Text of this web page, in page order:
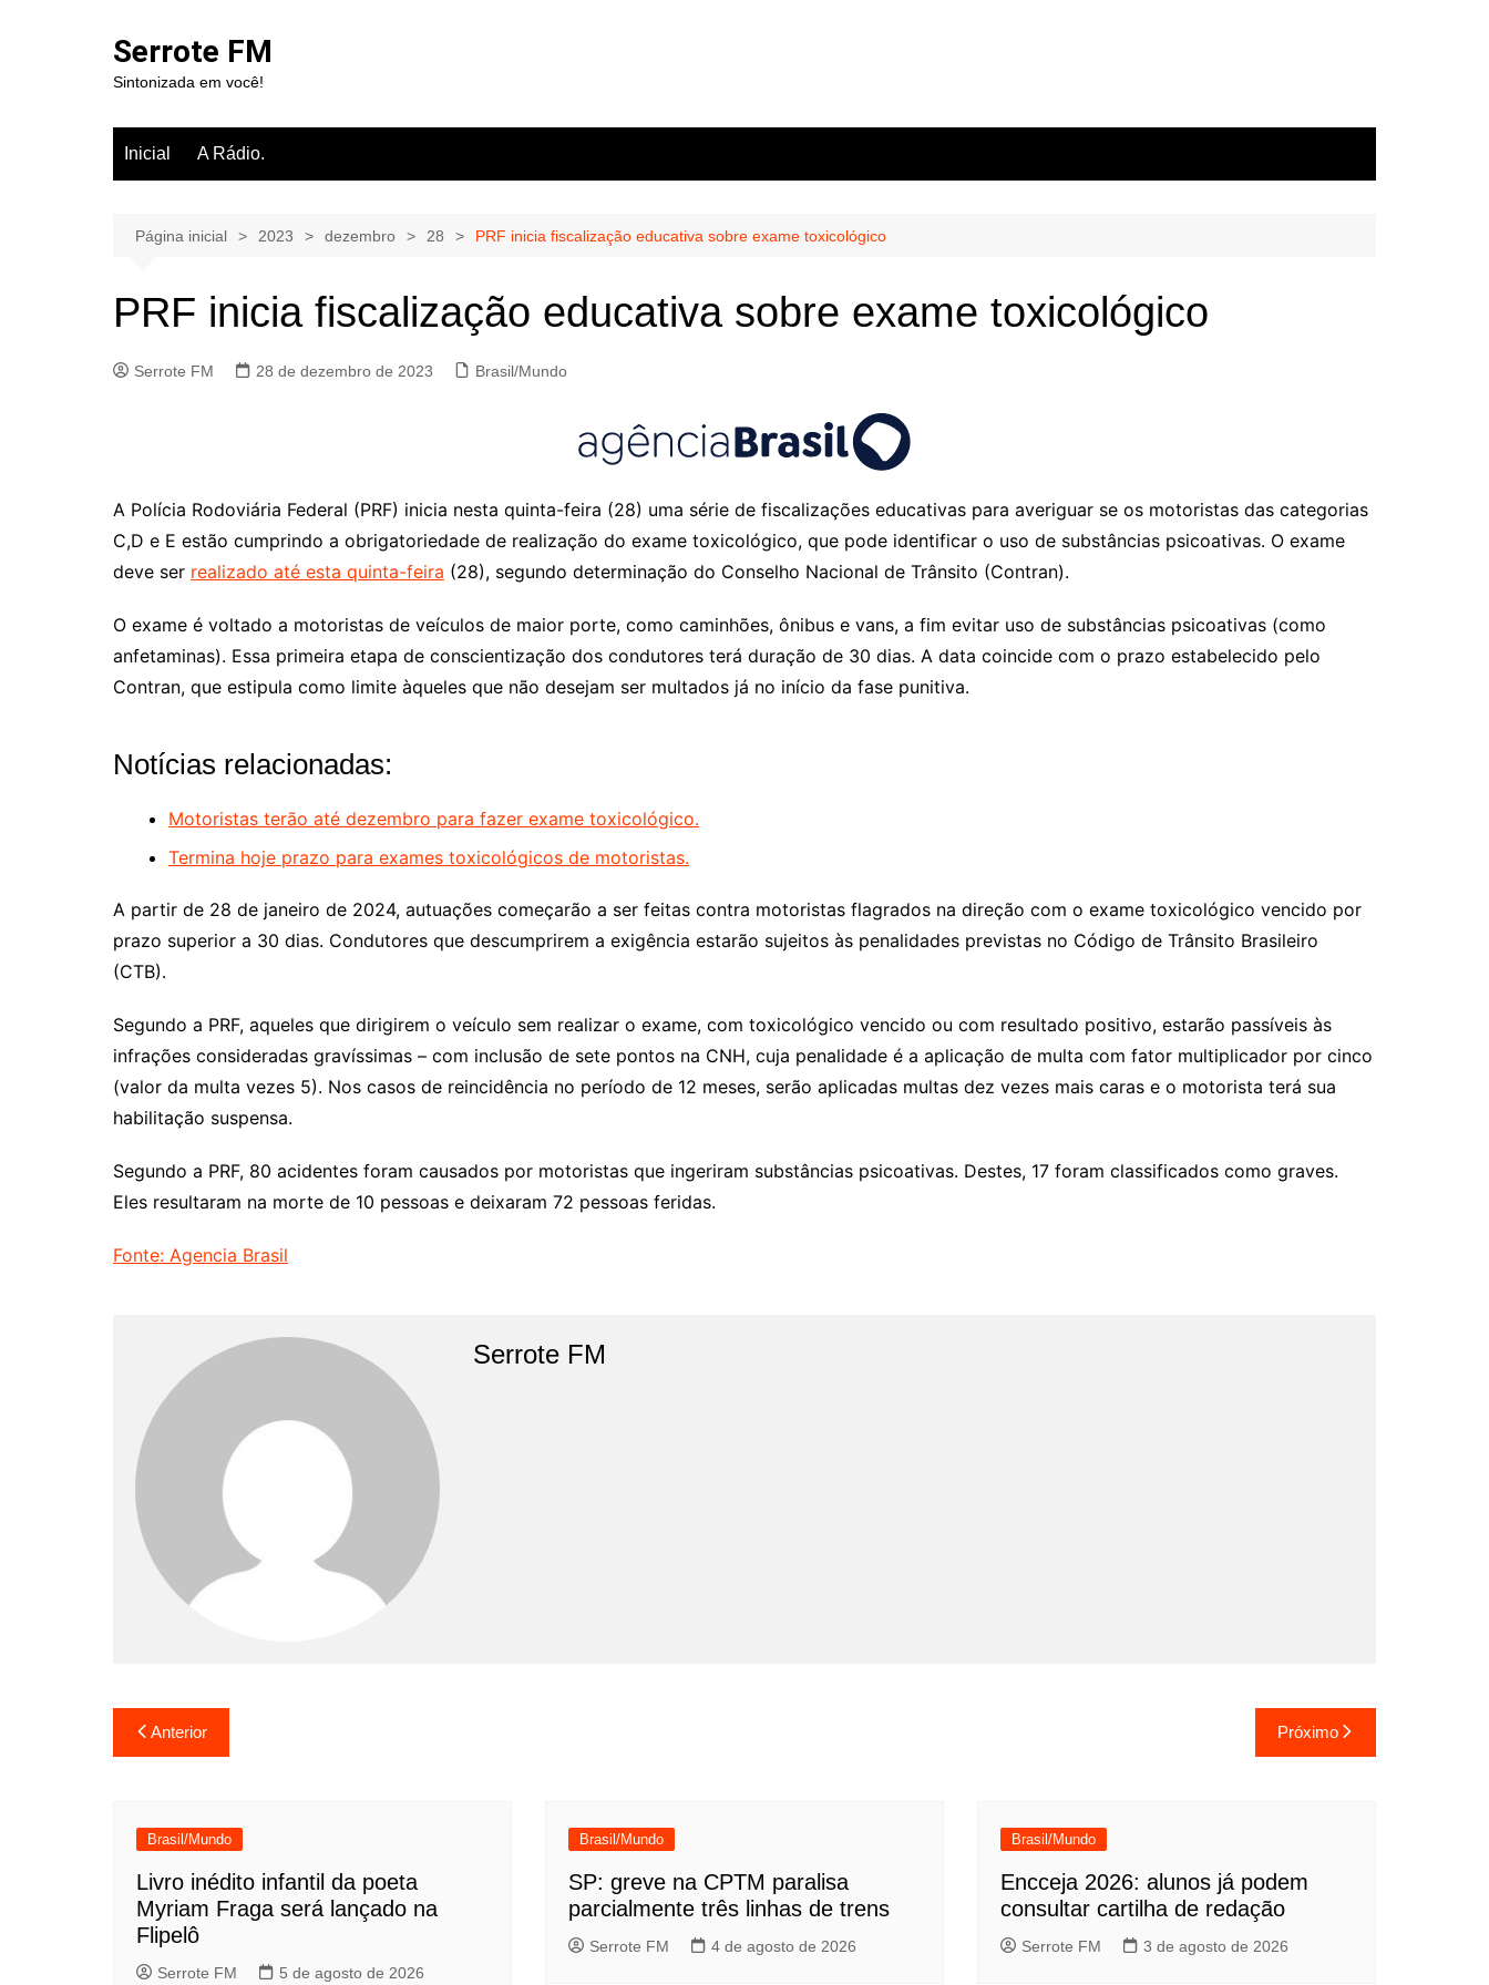
Serrote FM
Sintonizada em você!
Inicial A Rádio.
Página inicial 2023 dezembro 28 PRF inicia fiscalização educativa sobre exame toxicológico
PRF inicia fiscalização educativa sobre exame toxicológico
Serrote FM 28 de dezembro de 2023 Brasil/Mundo
A Polícia Rodoviária Federal (PRF) inicia nesta quinta-feira (28) uma série de fiscalizações educativas para averiguar se os motoristas das categorias
C,D e E estão cumprindo a obrigatoriedade de realização do exame toxicológico, que pode identificar o uso de substâncias psicoativas. O exame
deve ser realizado até esta quinta-feira (28), segundo determinação do Conselho Nacional de Trânsito (Contran).
O exame é voltado a motoristas de veículos de maior porte, como caminhões, ônibus e vans, a fim evitar uso de substâncias psicoativas (como
anfetaminas). Essa primeira etapa de conscientização dos condutores terá duração de 30 dias. A data coincide com o prazo estabelecido pelo
Contran, que estipula como limite àqueles que não desejam ser multados já no início da fase punitiva.
Notícias relacionadas:
Motoristas terão até dezembro para fazer exame toxicológico.
Termina hoje prazo para exames toxicológicos de motoristas.
A partir de 28 de janeiro de 2024, autuações começarão a ser feitas contra motoristas flagrados na direção com o exame toxicológico vencido por
prazo superior a 30 dias. Condutores que descumprirem a exigência estarão sujeitos às penalidades previstas no Código de Trânsito Brasileiro
(CTB).
Segundo a PRF, aqueles que dirigirem o veículo sem realizar o exame, com toxicológico vencido ou com resultado positivo, estarão passíveis às
infrações consideradas gravíssimas – com inclusão de sete pontos na CNH, cuja penalidade é a aplicação de multa com fator multiplicador por cinco
(valor da multa vezes 5). Nos casos de reincidência no período de 12 meses, serão aplicadas multas dez vezes mais caras e o motorista terá sua
habilitação suspensa.
Segundo a PRF, 80 acidentes foram causados por motoristas que ingeriram substâncias psicoativas. Destes, 17 foram classificados como graves.
Eles resultaram na morte de 10 pessoas e deixaram 72 pessoas feridas.
Fonte: Agencia Brasil
Serrote FM
Navegação
de
Anterior Próximo
Brasil/Mundo
Livro inédito infantil da poeta
Myriam Fraga será lançado na
Flipelô
Serrote FM 5 de agosto de 2026
Brasil/Mundo
SP: greve na CPTM paralisa
parcialmente três linhas de trens
Serrote FM 4 de agosto de 2026
Brasil/Mundo
Encceja 2026: alunos já podem
consultar cartilha de redação
Serrote FM 3 de agosto de 2026